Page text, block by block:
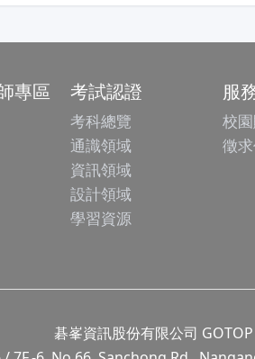
專區 考試認證
考科總覽
通識領域
資訊領域
設計領域
學習資源
服
校
徵
碁峯資訊股份有限公司